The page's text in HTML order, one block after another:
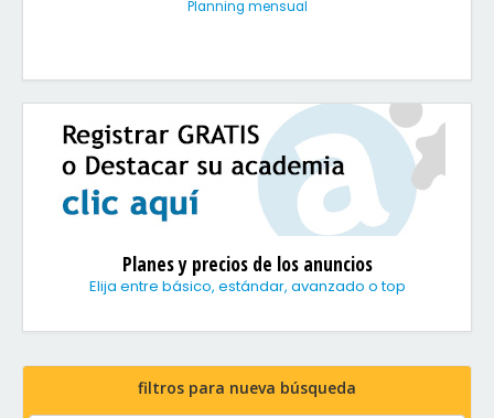
Planning mensual
Planes y precios de los anuncios
Elija entre básico, estándar, avanzado o top
filtros para nueva búsqueda